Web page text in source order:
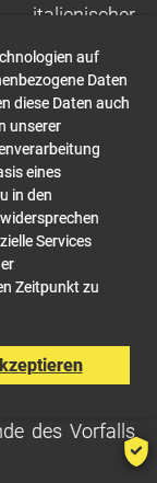
auf
Daten
diese Daten auch
unserer
eines
in den
Services
Zeitpunkt zu
Italien – aus
geriet.
ihn an die
sofort mit
Stadtpolizei
(Servizio
die Rega im
ins Spital
befindet sich
und in
des Vorfalls